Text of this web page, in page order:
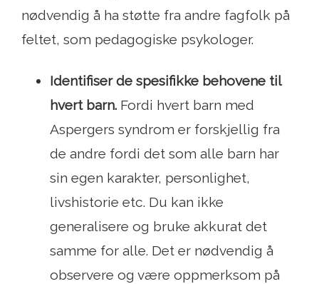
nødvendig å ha støtte fra andre fagfolk på
feltet, som pedagogiske psykologer.
Identifiser de spesifikke behovene til
hvert barn. Fordi hvert barn med
Aspergers syndrom er forskjellig fra
de andre fordi det som alle barn har
sin egen karakter, personlighet,
livshistorie etc. Du kan ikke
generalisere og bruke akkurat det
samme for alle. Det er nødvendig å
observere og være oppmerksom på